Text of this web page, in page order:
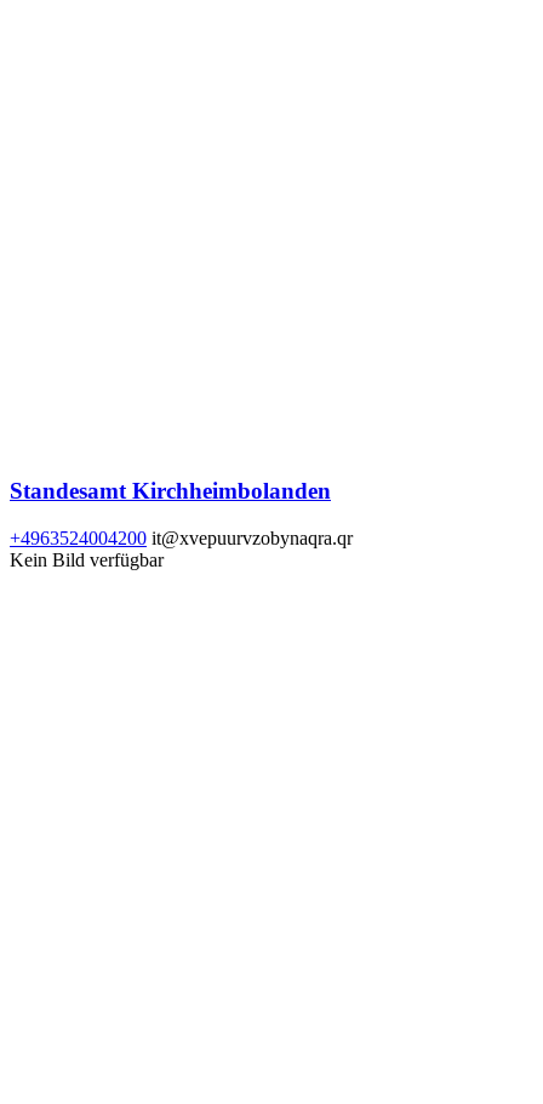
Standesamt Kirchheimbolanden
+4963524004200 it@xvepuurvzobynaqra.qr
Kein Bild verfügbar